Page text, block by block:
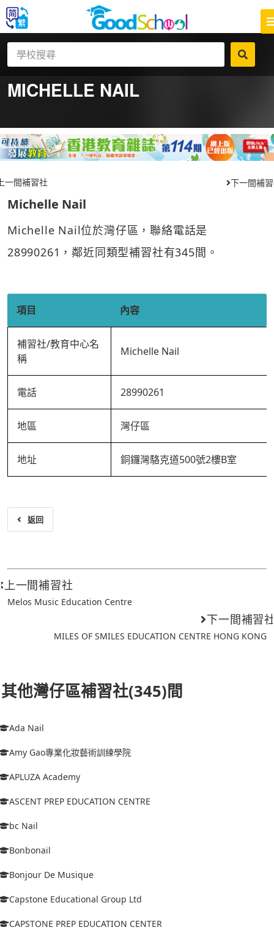
MICHELLE NAIL
一間補習社 下一間補
Michelle Nail
Michelle Nail位於灣仔區，聯絡電話是
28990261，鄰近同類型補習社有345間。
項目 內容
補習社/教育中心名
稱
Michelle Nail
電話 28990261
地區 灣仔區
地址 銅鑼灣駱克道500號2樓B室
返回
上一間補習社
Melos Music Education Centre
下一間補習
MILES OF SMILES EDUCATION CENTRE HONG KONG
其他灣仔區補習社(345)間
Ada Nail
Amy Gao專業化妝藝術訓練學院
APLUZA Academy
ASCENT PREP EDUCATION CENTRE
bc Nail
Bonbonail
Bonjour De Musique
Capstone Educational Group Ltd
CAPSTONE PREP EDUCATION CENTER